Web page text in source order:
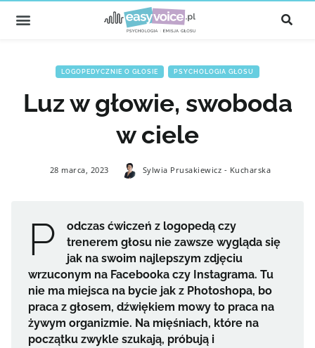
LOGOPEDYCZNIE O GŁOSIE PSYCHOLOGIA GŁOSU
Luz w głowie, swoboda
w ciele
28 marca, 2023 Sylwia Prusakiewicz - Kucharska
P
odczas ćwiczeń z logopedą czy
trenerem głosu nie zawsze wygląda się
jak na swoim najlepszym zdjęciu
wrzuconym na Facebooka czy Instagrama. Tu
nie ma miejsca na bycie jak z Photoshopa, bo
praca z głosem, dźwiękiem mowy to praca na
żywym organizmie. Na mięśniach, które na
początku zwykle szukają, próbują i